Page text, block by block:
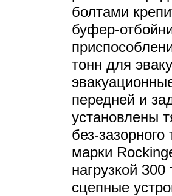
болтами
буфер-
тонн для
передней и
установлены
без-
марки
нагрузкой
сцепные